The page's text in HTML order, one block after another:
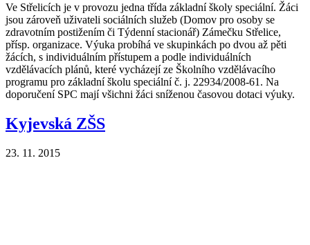
Ve Střelicích je v provozu jedna třída základní školy speciální. Žáci
jsou zároveň uživateli sociálních služeb (Domov pro osoby se
zdravotním postižením či Týdenní stacionář) Zámečku Střelice,
přísp. organizace. Výuka probíhá ve skupinkách po dvou až pěti
žácích, s individuálním přístupem a podle individuálních
vzdělávacích plánů, které vycházejí ze Školního vzdělávacího
programu pro základní školu speciální č. j. 22934/2008-61. Na
doporučení SPC mají všichni žáci sníženou časovou dotaci výuky.
Kyjevská ZŠS
23. 11. 2015